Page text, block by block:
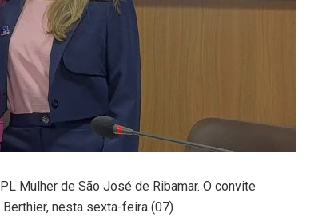
Mulher de São José de Ribamar. O convite
nesta sexta-feira (07).